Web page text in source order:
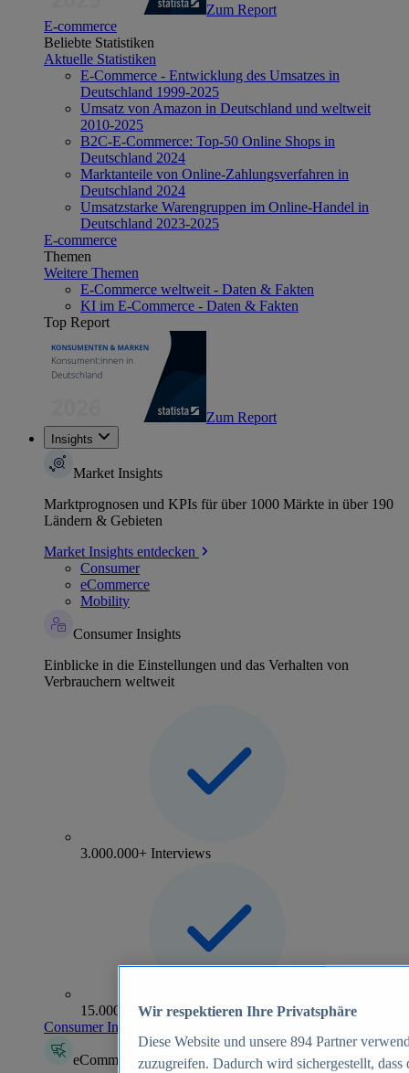
Zum Report
E-commerce
Beliebte Statistiken
Aktuelle Statistiken
E-Commerce - Entwicklung des Umsatzes in
Deutschland 1999-2025
Umsatz von Amazon in Deutschland und weltweit
2010-2025
B2C-E-Commerce: Top-50 Online Shops in
Deutschland 2024
Marktanteile von Online-Zahlungsverfahren in
Deutschland 2024
Umsatzstarke Warengruppen im Online-Handel in
Deutschland 2023-2025
E-commerce
Themen
Weitere Themen
E-Commerce weltweit - Daten & Fakten
KI im E-Commerce - Daten & Fakten
Top Report
Zum Report
Insights
Market Insights
Marktprognosen und KPIs für über 1000 Märkte in über 190
Ländern & Gebieten
Market Insights entdecken
Consumer
eCommerce
Mobility
Consumer Insights
Einblicke in die Einstellungen und das Verhalten von
Verbrauchern weltweit
3.000.000+ Interviews
15.000+ Marken
Consumer Insights entdecken
eCommerce Insights
Wir respektieren Ihre Privatsphäre
Diese Website und unsere 894 Partner
zuzugreifen. Dadurch wird sichergestellt,